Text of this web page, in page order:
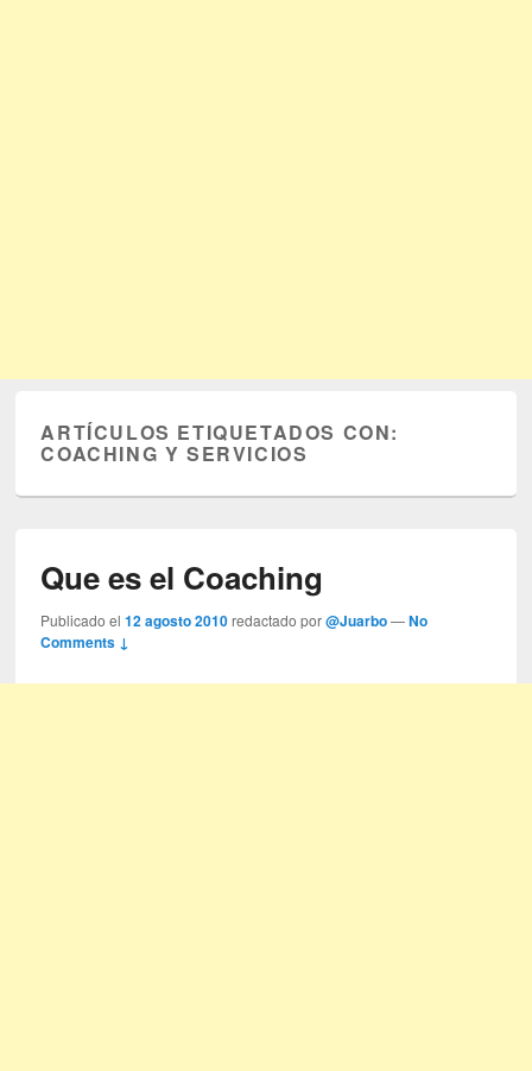
ARTÍCULOS ETIQUETADOS CON:
COACHING Y SERVICIOS
Que es el Coaching
Publicado el12 agosto 2010 redactado por@Juarbo —No
Comments ↓